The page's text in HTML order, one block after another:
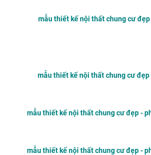
mẫu thiết kế nội thất chung cư
mẫu thiết kế nội thất chung cư đẹp
mẫu thiết kế nội thất chung cư đẹp -
mẫu thiết kế nội thất chung cư đẹp -